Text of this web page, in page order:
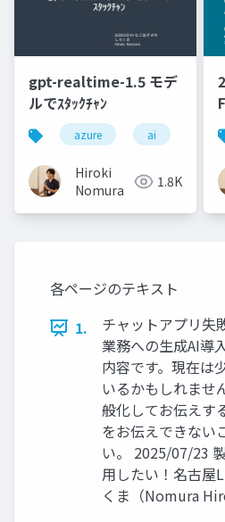
gpt-realtime-1.5 モデ
ルでｽﾀｯｸﾁｬﾝ
azure ai
Hiroki
Nomura
1.8K
各ページのテキスト
1.
チャットアプリ失
業務への生成AI導
内容です。現在は
いるかもしれま
般化してお伝えす
をお伝えできない
い。 2025/07/23
用したい！名古屋
くま（Nomura